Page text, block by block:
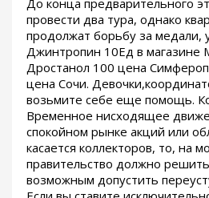
До конца предварительного
провести два тура, однако
продолжат борьбу за медали,
Джинтропин 10Ед в магазине
Дростанол 100 цена
цена Сочи.
возьмите себе еще помощь.
Временное нисходящее
спокойном рынке акций или
касается коллекторов, то, на
правительство должно
возможным допустить